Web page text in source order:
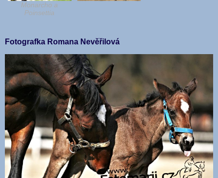
Monarcho a
Poinsettia
Fotografka Romana Nevěřilová